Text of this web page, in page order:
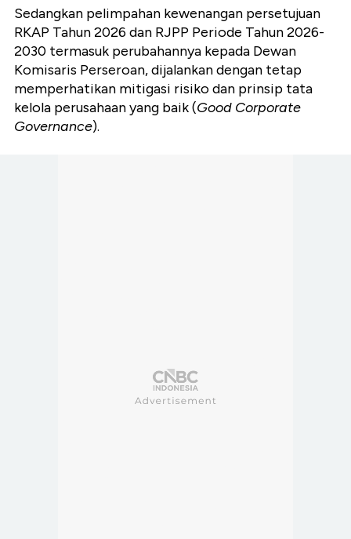
Sedangkan pelimpahan kewenangan persetujuan
RKAP Tahun 2026 dan RJPP Periode Tahun 2026-
2030 termasuk perubahannya kepada Dewan
Komisaris Perseroan, dijalankan dengan tetap
memperhatikan mitigasi risiko dan prinsip tata
kelola perusahaan yang baik (Good Corporate
Governance).